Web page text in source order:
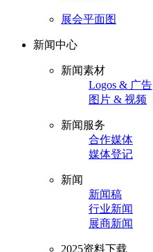
展会平面图
新闻中心
新闻素材
Logos & 广告
图片 & 视频
新闻服务
合作媒体
媒体登记
新闻
新闻稿
行业新闻
展商新闻
2025资料下载